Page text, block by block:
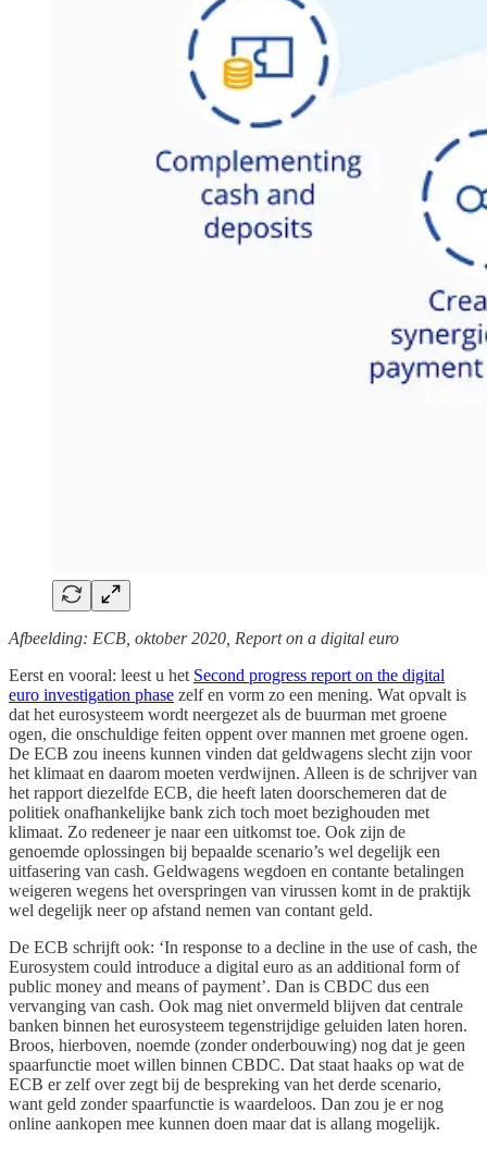
Afbeelding: ECB, oktober 2020, Report on a digital euro
Eerst en vooral: leest u het Second progress report on the digital
euro investigation phase zelf en vorm zo een mening. Wat opvalt is
dat het eurosysteem wordt neergezet als de buurman met groene
ogen, die onschuldige feiten oppent over mannen met groene ogen.
De ECB zou ineens kunnen vinden dat geldwagens slecht zijn voor
het klimaat en daarom moeten verdwijnen. Alleen is de schrijver van
het rapport diezelfde ECB, die heeft laten doorschemeren dat de
politiek onafhankelijke bank zich toch moet bezighouden met
klimaat. Zo redeneer je naar een uitkomst toe. Ook zijn de
genoemde oplossingen bij bepaalde scenario’s wel degelijk een
uitfasering van cash. Geldwagens wegdoen en contante betalingen
weigeren wegens het overspringen van virussen komt in de praktijk
wel degelijk neer op afstand nemen van contant geld.
De ECB schrijft ook: ‘In response to a decline in the use of cash, the
Eurosystem could introduce a digital euro as an additional form of
public money and means of payment’. Dan is CBDC dus een
vervanging van cash. Ook mag niet onvermeld blijven dat centrale
banken binnen het eurosysteem tegenstrijdige geluiden laten horen.
Broos, hierboven, noemde (zonder onderbouwing) nog dat je geen
spaarfunctie moet willen binnen CBDC. Dat staat haaks op wat de
ECB er zelf over zegt bij de bespreking van het derde scenario,
want geld zonder spaarfunctie is waardeloos. Dan zou je er nog
online aankopen mee kunnen doen maar dat is allang mogelijk.